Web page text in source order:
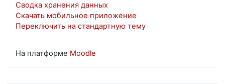
Сводка хранения данных
Скачать мобильное приложение
Переключить на стандартную тему
На платформе Moodle